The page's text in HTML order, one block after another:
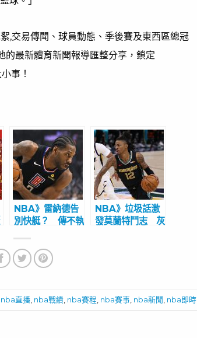
,交易傳聞、球員動態、季後賽及東西區總冠
的最新體育新聞報導匯整分享，鎖定
事！
NBA》雷納德告
別快艇？ 傳不執
NBA》垃圾話激
發莫蘭特鬥志 灰
nba直播 nba戰績 nba賽程 nba賽事 nba新聞 nba即時